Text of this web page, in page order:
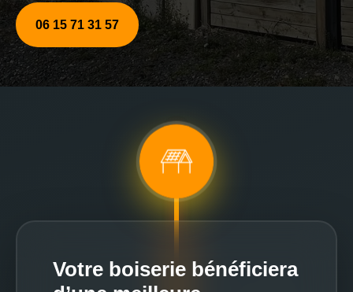
06 15 71 31 57
Votre boiserie bénéficiera